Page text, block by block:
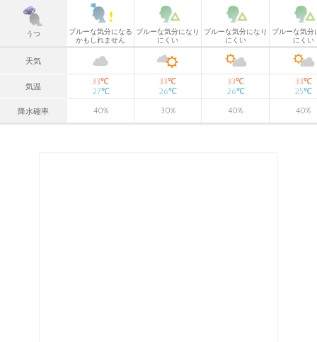
うつ
ブルーな気分になる
かもしれません
ブルーな気分になり
にくい
ブルーな気分になり
にくい
ブルーな気分
にくい
天気
気温
33℃
27℃
33℃
26℃
33℃
26℃
33℃
25℃
降水確率 40% 30% 40% 40%